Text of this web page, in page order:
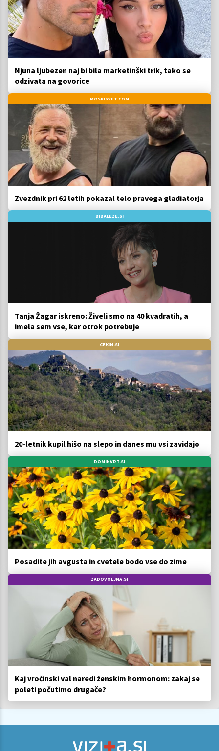
Njuna ljubezen naj bi bila marketinški trik, tako se
odzivata na govorice
MOSKISVET.COM
Zvezdnik pri 62 letih pokazal telo pravega gladiatorja
BIBALEZE.SI
Tanja Žagar iskreno: Živeli smo na 40 kvadratih, a
imela sem vse, kar otrok potrebuje
CEKIN.SI
20-letnik kupil hišo na slepo in danes mu vsi zavidajo
DOMINVRT.SI
Posadite jih avgusta in cvetele bodo vse do zime
ZADOVOLJNA.SI
Kaj vročinski val naredi ženskim hormonom: zakaj se
poleti počutimo drugače?